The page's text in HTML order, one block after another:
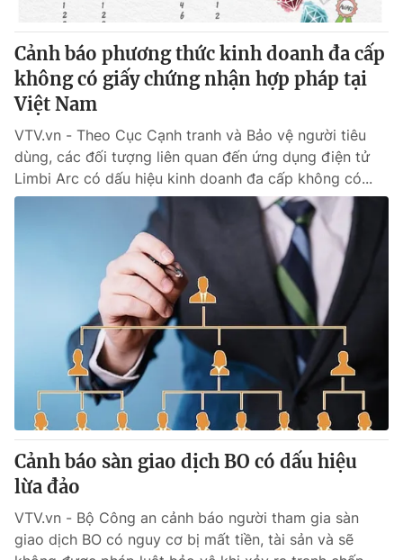
Cảnh báo phương thức kinh doanh đa cấp
không có giấy chứng nhận hợp pháp tại
Việt Nam
VTV.vn - Theo Cục Cạnh tranh và Bảo vệ người tiêu
dùng, các đối tượng liên quan đến ứng dụng điện tử
Limbi Arc có dấu hiệu kinh doanh đa cấp không có...
Cảnh báo sàn giao dịch BO có dấu hiệu
lừa đảo
VTV.vn - Bộ Công an cảnh báo người tham gia sàn
giao dịch BO có nguy cơ bị mất tiền, tài sản và sẽ